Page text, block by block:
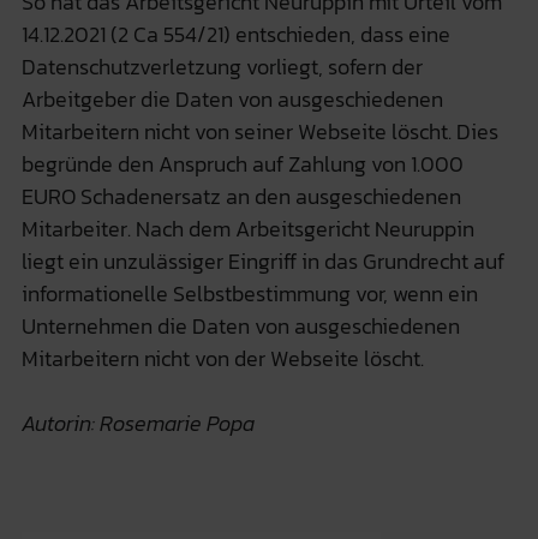
14.12.2021 (2 Ca 554/21) entschieden, dass eine
Datenschutzverletzung vorliegt, sofern der
Arbeitgeber die Daten von ausgeschiedenen
Mitarbeitern nicht von seiner Webseite löscht. Dies
begründe den Anspruch auf Zahlung von 1.000
EURO Schadenersatz an den ausgeschiedenen
Mitarbeiter. Nach dem Arbeitsgericht Neuruppin
liegt ein unzulässiger Eingriff in das Grundrecht auf
informationelle Selbstbestimmung vor, wenn ein
Unternehmen die Daten von ausgeschiedenen
Mitarbeitern nicht von der Webseite löscht.
Autorin: Rosemarie Popa